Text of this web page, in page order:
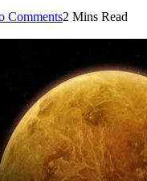
Comments2 Mins Read